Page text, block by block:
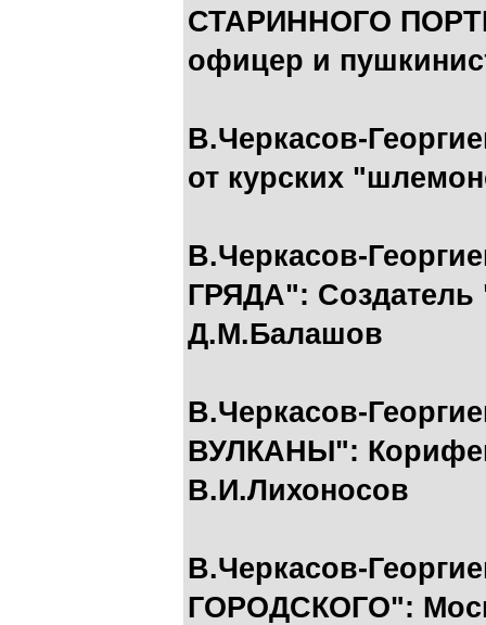
СТАРИННОГО
офицер и
В.Черкасов-
от курских
В.Черкасов-
ГРЯДА": Создатель
Д.М.Балашов
В.Черкасов-
ВУЛКАНЫ":
В.И.Лихоносов
В.Черкасов-
ГОРОДСКОГО":